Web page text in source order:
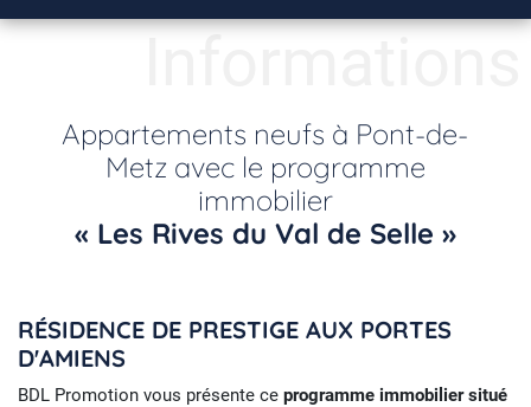
Appartements neufs à Pont-de-
Metz avec le programme
immobilier
« Les Rives du Val de Selle »
RÉSIDENCE DE PRESTIGE AUX PORTES
D'AMIENS
BDL Promotion vous présente ce programme immobilier situé